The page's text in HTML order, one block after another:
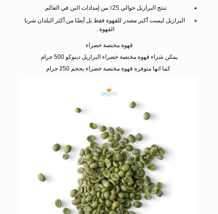
تنتج البرازيل حوالي 25٪ من إمدادات البن في العالم.
البرازيل ليست أكبر مصدر للقهوة فقط بل أيضًا من أكثر البلدان شربا
القهوة .
قهوة مختصة خضراء
يمكن شراء قهوة مختصة خضراء البرازيل ديتوكو 500 جرام
كما انها متوفرة قهوة مختصة خضراء بحجم 250 جرام